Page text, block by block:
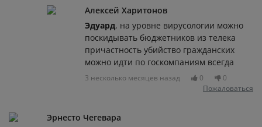
Алексей Харитонов
Эдуард, на уровне вирусологии можно
поскидывать бюджетников из телека
причастность убийство гражданских
можно идти по госкомпаниям всегда
3 несколько месяцев назад 0
0
Пожаловаться
Эрнесто Чегевара